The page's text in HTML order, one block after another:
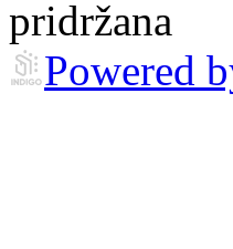
pridržana
Powered